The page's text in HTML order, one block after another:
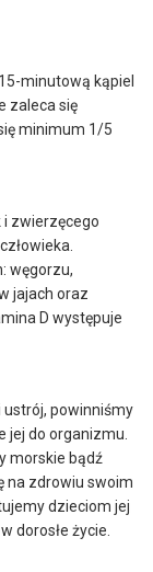
minutową kąpiel
zaleca się
minimum 1/5
zwierzęcego
węgorzu,
jajach oraz
D występuje
ustrój, powinniśmy
jej do organizmu.
morskie bądź
na zdrowiu swoim
dzieciom jej
dorosłe życie.